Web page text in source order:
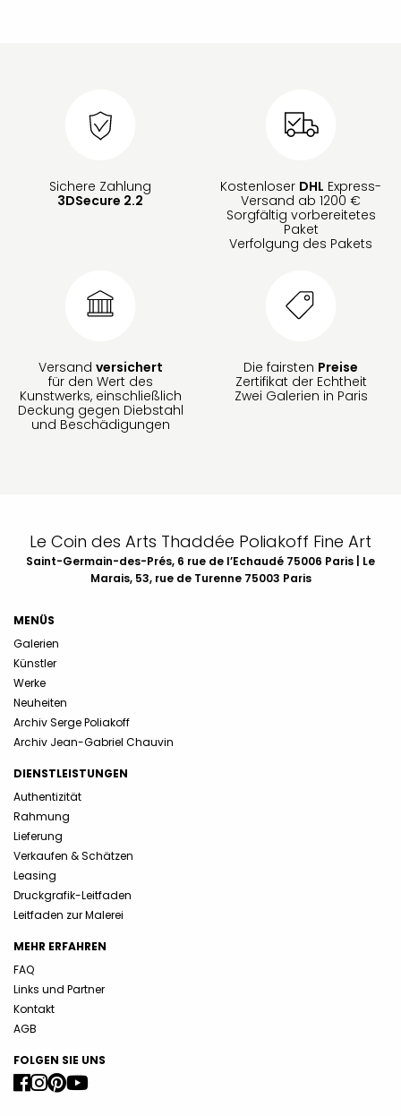
Sichere Zahlung
3DSecure 2.2
Kostenloser DHL Express-
Versand ab 1200 €
Sorgfältig vorbereitetes
Paket
Verfolgung des Pakets
Versand versichert
für den Wert des
Kunstwerks, einschließlich
Deckung gegen Diebstahl
und Beschädigungen
Die fairsten Preise
Zertifikat der Echtheit
Zwei Galerien in Paris
Le Coin des Arts Thaddée Poliakoff Fine Art
Saint-Germain-des-Prés, 6 rue de l’Echaudé 75006 Paris | Le
Marais, 53, rue de Turenne 75003 Paris
MENÜS
Galerien
Künstler
Werke
Neuheiten
Archiv Serge Poliakoff
Archiv Jean-Gabriel Chauvin
DIENSTLEISTUNGEN
Authentizität
Rahmung
Lieferung
Verkaufen & Schätzen
Leasing
Druckgrafik-Leitfaden
Leitfaden zur Malerei
MEHR ERFAHREN
FAQ
Links und Partner
Kontakt
AGB
FOLGEN SIE UNS